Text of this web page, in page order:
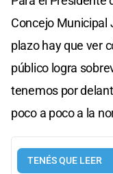
Concejo Municipal
plazo hay que ver
público logra
tenemos por
poco a poco a la
TENÉS QUE LEER